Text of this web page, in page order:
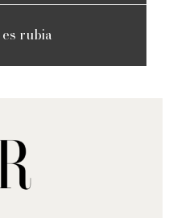
rubia